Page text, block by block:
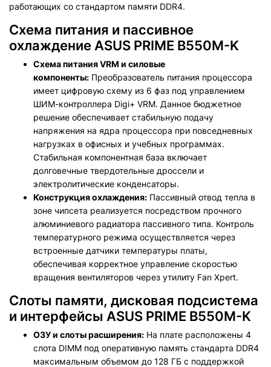
работающих со стандартом памяти DDR4.
Схема питания и пассивное
охлаждение ASUS PRIME B550M-K
Схема питания VRM и силовые
компоненты: Преобразователь питания процессора
имеет цифровую схему из 6 фаз под управлением
ШИМ-контроллера Digi+ VRM. Данное бюджетное
решение обеспечивает стабильную подачу
напряжения на ядра процессора при повседневных
нагрузках в офисных и учебных программах.
Стабильная компонентная база включает
долговечные твердотельные дроссели и
электролитические конденсаторы.
Конструкция охлаждения: Пассивный отвод тепла в
зоне чипсета реализуется посредством прочного
алюминиевого радиатора пассивного типа. Контроль
температурного режима осуществляется через
встроенные датчики температуры платы,
обеспечивая корректное управление скоростью
вращения вентиляторов через утилиту Fan Xpert.
Слоты памяти, дисковая подсистема
и интерфейсы ASUS PRIME B550M-K
ОЗУ и слоты расширения: На плате расположены 4
слота DIMM под оперативную память стандарта DDR4
максимальным объемом до 128 ГБ с поддержкой